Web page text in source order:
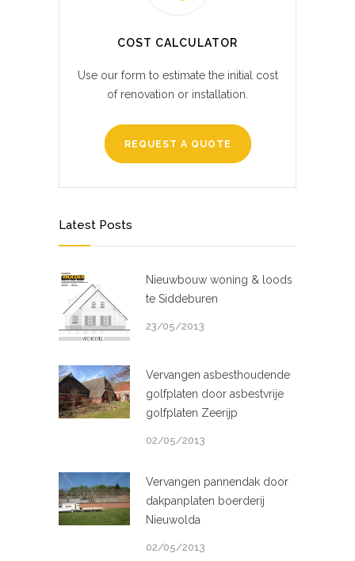
COST CALCULATOR
Use our form to estimate the initial cost
of renovation or installation.
REQUEST A QUOTE
Latest Posts
Nieuwbouw woning & loods
te Siddeburen
23/05/2013
Vervangen asbesthoudende
golfplaten door asbestvrije
golfplaten Zeerijp
02/05/2013
Vervangen pannendak door
dakpanplaten boerderij
Nieuwolda
02/05/2013